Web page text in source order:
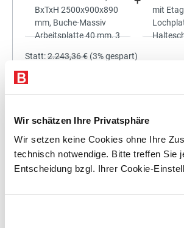
Wir schätzen Ihre Privatsphäre
Wir setzen keine Cookies ohne Ihre
technisch notwendige. Bitte treffen Sie
Entscheidung bzgl. Ihrer Cookie-
Statt:2.243,36 € (3%gespart)
Preis für alle: